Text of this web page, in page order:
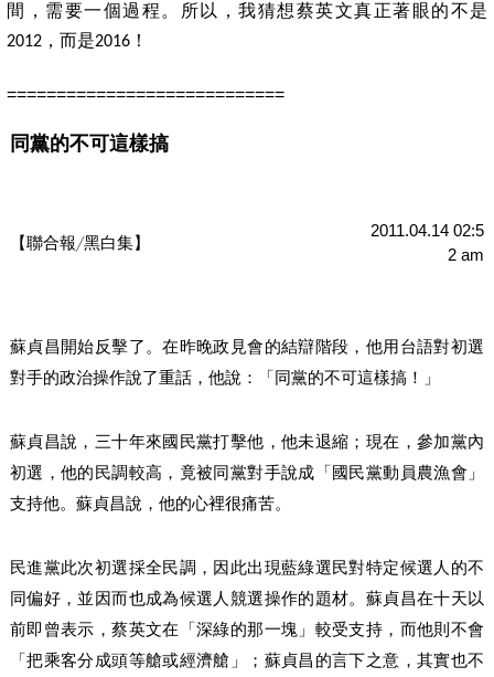
間
， 需要一個過程 。 所以 ， 我猜想蔡英文真正著眼的不是
2012 ， 而是2016 ！
============================
同黨的不可這樣搞
【聯合報╱黑白集】
2011.04.14 02:5
2 am
蘇貞昌開始反擊了。在昨晚政見會的結辯階段，他用台語對初選
對手的政治操作說了重話，他說：「同黨的不可這樣搞！」
蘇貞昌說，三十年來國民黨打擊他，他未退縮；現在，參加黨內
初選，他的民調較高，竟被同黨對手說成「國民黨動員農漁會」
支持他。蘇貞昌說，他的心裡很痛苦。
民進黨此次初選採全民調，因此出現藍綠選民對特定候選人的不
同偏好，並因而也成為候選人競選操作的題材。蘇貞昌在十天以
前即曾表示，蔡英文在「深綠的那一塊」較受支持，而他則不會
「把乘客分成頭等艙或經濟艙」；蘇貞昌的言下之意，其實也不